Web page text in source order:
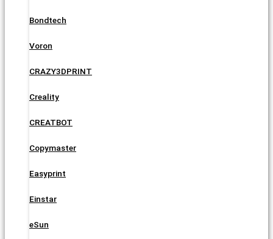
Bondtech
Voron
CRAZY3DPRINT
Creality
CREATBOT
Copymaster
Easyprint
Einstar
eSun